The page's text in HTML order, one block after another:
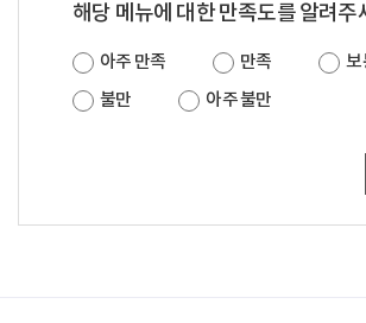
해당 메뉴에 대한 만족도를 알려주
아주 만족 만족
보
불만
아주 불만